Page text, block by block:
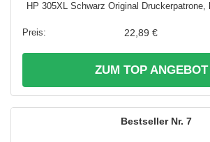
HP 305XL Schwarz Original Druckerpatrone,
22,89 €
ZUM TOP
7